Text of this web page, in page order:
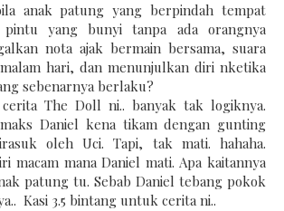
anak patung yang berpindah tempat
yang bunyi tanpa ada orangnya
nota ajak bermain bersama, suara
hari, dan menunjulkan diri nketika
sebenarnya berlaku?
cerita The Doll ni.. banyak tak logiknya.
Daniel kena tikam dengan gunting
oleh Uci. Tapi, tak mati. hahaha.
macam mana Daniel mati. Apa kaitannya
patung tu. Sebab Daniel tebang pokok
Kasi 3.5 bintang untuk cerita ni..